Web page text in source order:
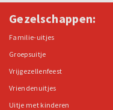
Gezelschappen:
Familie-uitjes
Groepsuitje
Vrijgezellenfeest
Vriendenuitjes
Uitje met kinderen